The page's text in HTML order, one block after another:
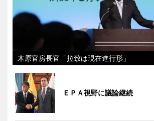
木原官房長官「拉致は現在進行形」
ＥＰＡ視野に議論継続